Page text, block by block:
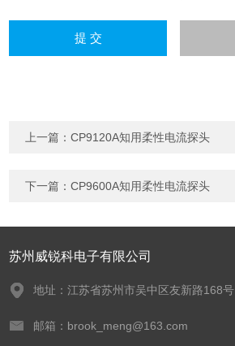
上一篇：CP9120A知用柔性电流探头
下一篇：CP9600A知用柔性电流探头
苏州威锐科电子有限公司
地址：江苏省苏州市吴中区友新路168号
邮箱：brook_meng@163.com